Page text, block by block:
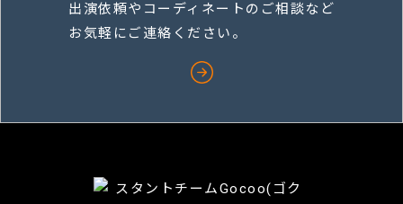
出演依頼やコーディネートのご相談など
お気軽にご連絡ください。